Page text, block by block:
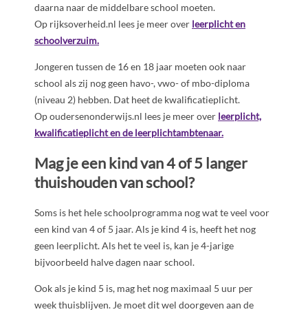
daarna naar de middelbare school moeten.
Op rijksoverheid.nl lees je meer over leerplicht en
schoolverzuim.
Jongeren tussen de 16 en 18 jaar moeten ook naar
school als zij nog geen havo-, vwo- of mbo-diploma
(niveau 2) hebben. Dat heet de kwalificatieplicht.
Op oudersenonderwijs.nl lees je meer over leerplicht,
kwalificatieplicht en de leerplichtambtenaar.
Mag je een kind van 4 of 5 langer
thuishouden van school?
Soms is het hele schoolprogramma nog wat te veel voor
een kind van 4 of 5 jaar. Als je kind 4 is, heeft het nog
geen leerplicht. Als het te veel is, kan je 4-jarige
bijvoorbeeld halve dagen naar school.
Ook als je kind 5 is, mag het nog maximaal 5 uur per
week thuisblijven. Je moet dit wel doorgeven aan de